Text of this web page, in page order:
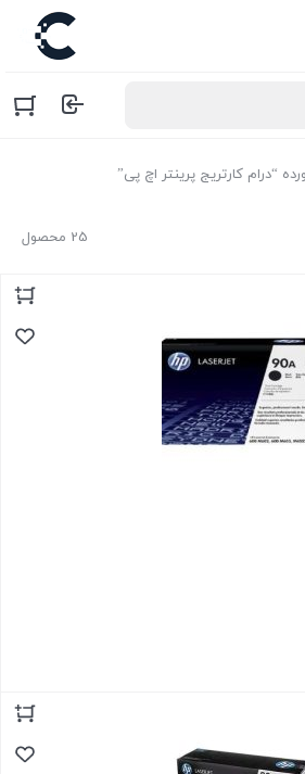
“درام کارتریج پرینتر اچ پی”
25 محصول